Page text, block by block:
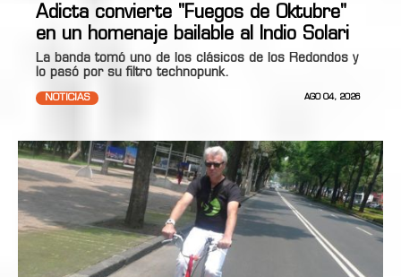
Adicta convierte "Fuegos de Oktubre"
en un homenaje bailable al Indio Solari
La banda tomó uno de los clásicos de los Redondos y
lo pasó por su filtro technopunk.
NOTICIAS AGO 04, 2026